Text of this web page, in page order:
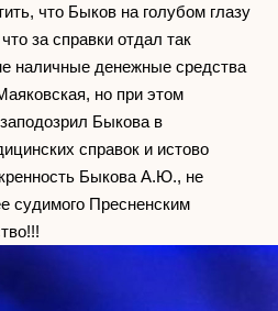
что Быков на голубом глазу
за справки отдал так
наличные денежные средства
но при этом
Быкова в
справок и истово
Быкова А.Ю., не
судимого Пресненским